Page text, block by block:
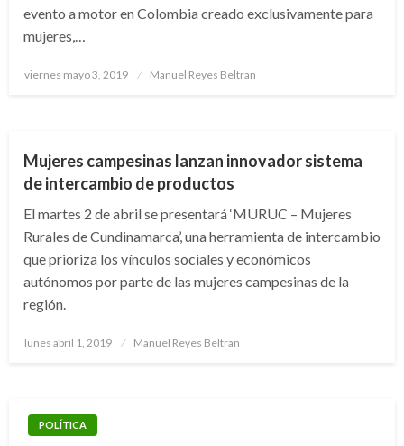
evento a motor en Colombia creado exclusivamente para
mujeres,…
Publicado
viernes mayo 3, 2019 Manuel Reyes Beltran
Mujeres campesinas lanzan innovador sistema
de intercambio de productos
El martes 2 de abril se presentará ‘MURUC – Mujeres
Rurales de Cundinamarca’, una herramienta de intercambio
que prioriza los vínculos sociales y económicos
autónomos por parte de las mujeres campesinas de la
región.
Publicado
lunes abril 1, 2019 Manuel Reyes Beltran
POLÍTICA